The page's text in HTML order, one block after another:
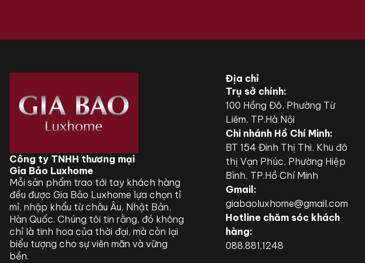
Công ty TNHH thương mại
Gia Bảo Luxhome
Mỗi sản phẩm trao tới tay khách hàng
đều được Gia Bảo Luxhome lựa chọn tỉ
mỉ, nhập khẩu từ châu Âu, Nhật Bản,
Hàn Quốc. Chúng tôi tin rằng, đó không
chỉ là tinh hoa của thời đại, mà còn lại
biểu tượng cho sự viên mãn và vững
bền.
Địa chỉ
Trụ sở chính:
100 Hồng Đô, Phường Từ
Liêm, TP.Hà Nội
Chi nhánh Hồ Chí Minh:
BT 154 Đinh Thị Thi, Khu đô
thị Vạn Phúc, Phường Hiệp
Bình, TP.Hồ Chí Minh
Gmail:
giabaoluxhome@gmail.com
Hotline chăm sóc khách
hàng:
088.881.1248